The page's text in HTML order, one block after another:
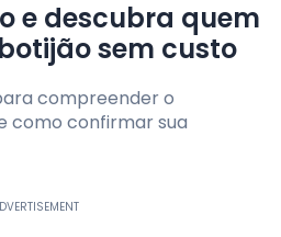
e descubra quem
sem custo
compreender o
como confirmar sua